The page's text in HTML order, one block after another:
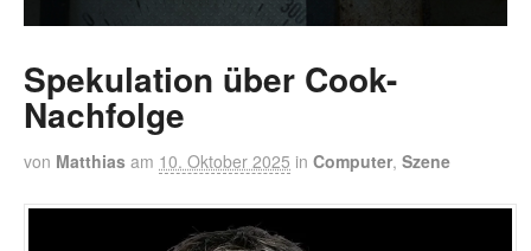
Spekulation über Cook-
Nachfolge
von Matthias am 10. Oktober 2025 in Computer, Szene